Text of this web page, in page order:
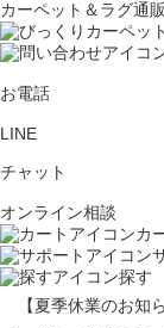
カーペット＆ラグ通
お電話
LINE
チャット
オンライン相談
カ
探す
【夏季休業のお知